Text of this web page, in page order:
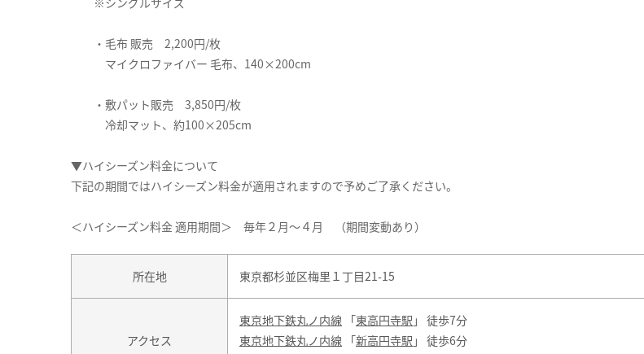
・毛布 販売 2,200円/枚
マイクロファイバー 毛布、140×200cm
・敷パット販売 3,850円/枚
冷却マット、約100×205cm
▼ハイシーズン料金について
下記の期間ではハイシーズン料金が適用されますので予めご了承ください。
＜ハイシーズン料金 適用期間＞ 毎年２月～４月 （期間変動あり）
所在地 東京都杉並区梅里１丁目21-15
アクセス
東京地下鉄丸ノ内線 「東高円寺駅 」 徒歩7分
東京地下鉄丸ノ内線 「新高円寺駅 」 徒歩6分